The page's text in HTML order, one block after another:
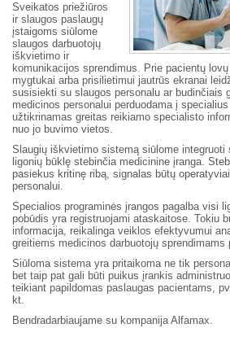
Sveikatos priežiūros
ir slaugos paslaugų
įstaigoms siūlome
slaugos darbuotojų
iškvietimo ir
komunikacijos sprendimus. Prie pacientų
mygtukai arba prisilietimui jautrūs ekranai
susisiekti su slaugos personalu ar budinčiais
medicinos personalui perduodama į
užtikrinamas greitas reikiamo specialisto
nuo jo buvimo vietos.
Slaugių iškvietimo sistemą siūlome integruoti
ligonių būklę stebinčia medicinine įranga.
pasiekus kritinę ribą, signalas būtų
personalui.
Specialios programinės įrangos pagalba visi
pobūdis yra registruojami ataskaitose. Tokiu
informacija, reikalinga veiklos efektyvumui
greitiems medicinos darbuotojų sprendimams
Siūloma sistema yra pritaikoma ne tik
bet taip pat gali būti puikus įrankis
teikiant papildomas paslaugas pacientams,
kt.
Bendradarbiaujame su kompanija Alfamax.